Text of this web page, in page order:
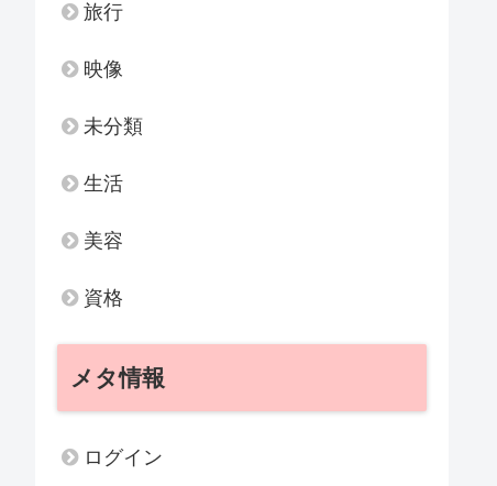
旅行
映像
未分類
生活
美容
資格
メタ情報
ログイン